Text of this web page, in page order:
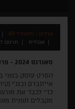
ארכיון - פסטיבל 40
אנגלית
תרגום
סאנדנס 2024 - פרס התסריט הטוב ביותר
הסרט עוסק בשני
אייזנברג) ובנג'י
כדי לכבד את
מקבלים תפנית